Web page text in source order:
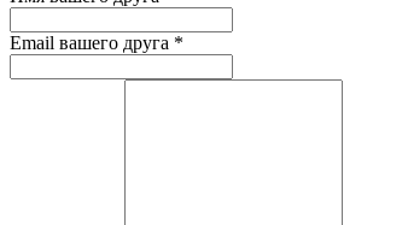
Email вашего друга *